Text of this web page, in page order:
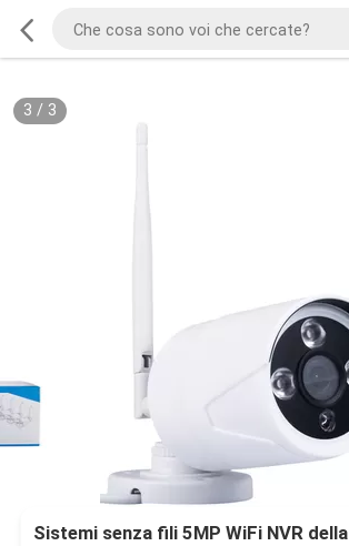
3 / 3
Sistemi senza fili 5MP WiFi NVR della